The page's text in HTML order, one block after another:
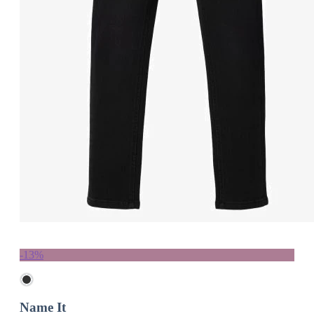
-13%
Name It